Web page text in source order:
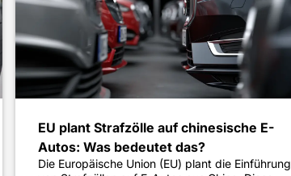
EU plant Strafzölle auf chinesische E-
Autos: Was bedeutet das?
Die Europäische Union (EU) plant die Einführung